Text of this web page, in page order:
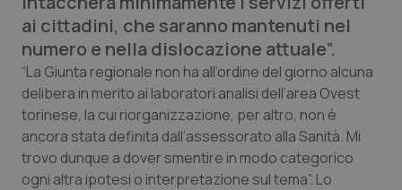
Abruzzo
Basilicata
Calabria
Campania
QS Pro Gold
Artrite & artrosi
Asma & BPCO
Car-T
QS Club Newsletter
ai cittadini, che saranno mantenuti nel
numero e nella dislocazione attuale”.
“La Giunta regionale non ha all’ordine del giorno alcuna
delibera in merito ai laboratori analisi dell’area Ovest
torinese, la cui riorganizzazione, per altro, non è
ancora stata definita dall’assessorato alla Sanità. Mi
trovo dunque a dover smentire in modo categorico
ogni altra ipotesi o interpretazione sul tema”. Lo